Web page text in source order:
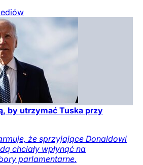
by utrzymać Tuska przy
że sprzyjające Donaldowi
chciały wpłynąć na
parlamentarne.